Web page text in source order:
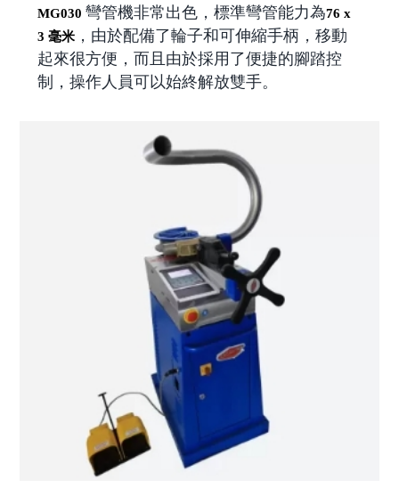
MG030彎管機非常出色，標準彎管能力為76 x
3 毫米 ，由於配備了輪子和可伸縮手柄，移動
起來很方便，而且由於採用了便捷的腳踏控
制，操作人員可以始終解放雙手。